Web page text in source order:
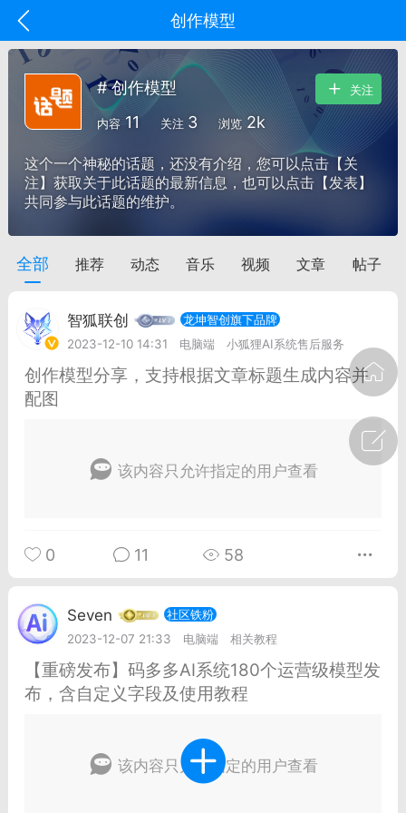
创作模型
29 10:10 电脑端 智狐AI工作台
中英翻译
事想用上客户端...
聚合API
龙坤智创合作品牌
者怎么接入Claude Opus 5 ？智创聚合
调用
API，以及 Amazon Web
、Google Cloud 和 Microsoft Foundry
Max 的新默认模型，并成为
可选择的最强模型。
# 创作模型
内容 11 关注 3 浏览 2k
关注
这个一个神秘的话题，还没有介绍，您可以点击【关
注】获取关于此话题的最新信息，也可以点击【发表】
共同参与此话题的维护。
全部 推荐 动态 音乐 视频 文章 帖子
智狐联创
龙坤智创旗下品牌
2023-12-10 14:31
电脑端 小狐狸AI系统售后服务
创作模型分享，支持根据文章标题生成内容并
配图
该内容只允许指定的用户查看
0 11 58
Seven
社区铁粉
2023-12-07 21:33
电脑端 相关教程
【重磅发布】码多多AI系统180个运营级模型发
布，含自定义字段及使用教程
该内容只允许指定的用户查看